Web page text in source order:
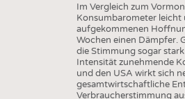
ADRESSEN & LINKS
PUBLIKATIONEN
Im Vergleich zum
Konsumbarometer leicht
aufgekommenen
Wochen einen Dämpfer.
die Stimmung sogar
Intensität zunehmende
und den USA wirkt sich
gesamtwirtschaftliche
Verbraucherstimmung